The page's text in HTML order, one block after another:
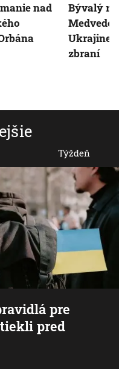
pre
pred
Týždeň
nad
Bývalý
Ukrajine
zbraní